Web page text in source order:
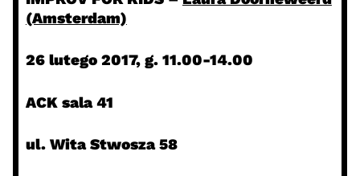
(Amsterdam)
26 lutego 2017, g. 11.00-14.00
ACK sala 41
ul. Wita Stwosza 58